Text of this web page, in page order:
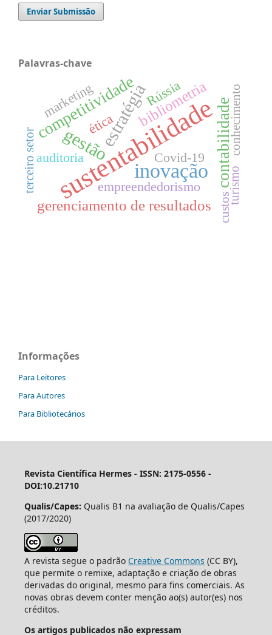
Enviar Submissão
Palavras-chave
sustentabilidade
inovação
estratégia
gestão
competitividade contabilidade
gerenciamento de resultados
bibliometria
empreendedorismo
ética
auditoria Covid-19
Rússia
marketing
terceiro setor
conhecimento
custos
turismo
Informações
Para Leitores
Para Autores
Para Bibliotecários
Revista Científica Hermes - ISSN: 2175-0556 -
DOI:10.21710
Qualis/Capes: Qualis B1 na avaliação de Qualis/Capes
(2017/2020)
A revista segue o padrão Creative Commons (CC BY),
que permite o remixe, adaptação e criação de obras
derivadas do original, mesmo para fins comerciais. As
novas obras devem conter menção ao(s) autor(es) nos
créditos.
Os artigos publicados não expressam